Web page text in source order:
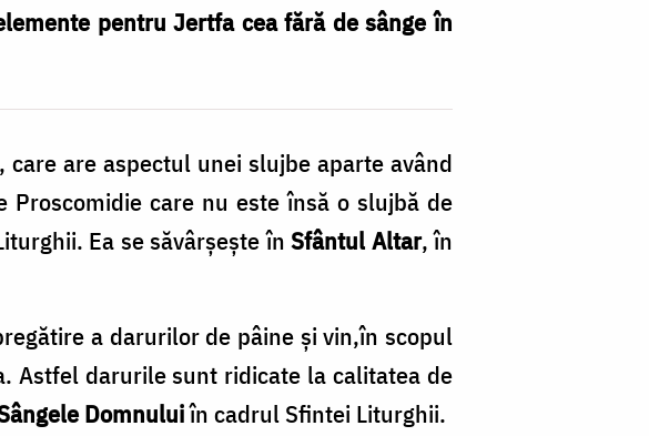
pentru Jertfa cea fără de sânge în
are aspectul unei slujbe aparte având
care nu este însă o slujbă de
Ea se săvârșește înSfântul Altar, în
a darurilor de pâine şi vin,în scopul
Astfel darurile sunt ridicate la calitatea de
Domnuluiîn cadrul Sfintei Liturghii.